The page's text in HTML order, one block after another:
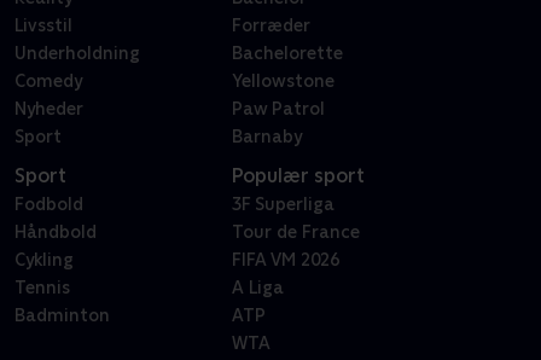
Livsstil
Underholdning
Comedy
Nyheder
Sport
Forræder
Bachelorette
Yellowstone
Paw Patrol
Barnaby
Sport
Fodbold
Håndbold
Cykling
Tennis
Badminton
Populær sport
3F Superliga
Tour de France
FIFA VM 2026
A Liga
ATP
WTA